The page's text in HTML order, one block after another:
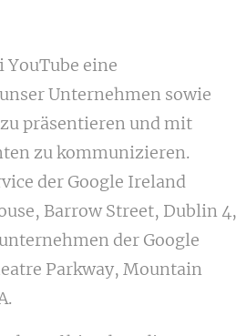
eine
Unternehmen sowie
präsentieren und mit
zu kommunizieren.
der Google Ireland
Barrow Street, Dublin 4,
der Google
Parkway, Mountain